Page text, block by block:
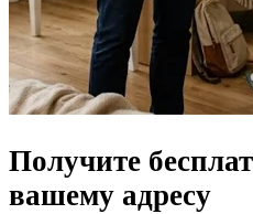
Получите
вашему адресу